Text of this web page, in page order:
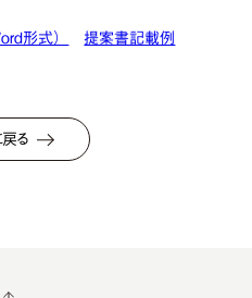
形式） 提案書記載例
る